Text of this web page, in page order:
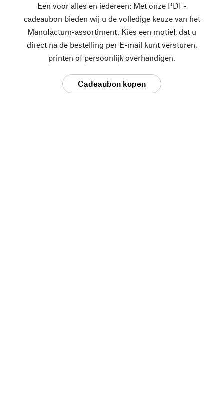
Een voor alles en iedereen: Met onze PDF-
cadeaubon bieden wij u de volledige keuze van het
Manufactum-assortiment. Kies een motief, dat u
direct na de bestelling per E-mail kunt versturen,
printen of persoonlijk overhandigen.
Cadeaubon kopen